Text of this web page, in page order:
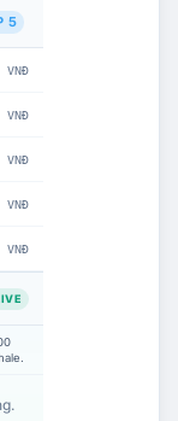
5
VNĐ
VNĐ
VNĐ
VNĐ
VNĐ